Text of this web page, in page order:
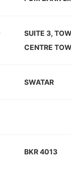
SUITE 3,
CENTRE
SWATAR
BKR 4013